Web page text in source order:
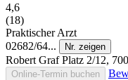
4,6
(18)
Praktischer Arzt
02682/64...
Nr. zeigen
Robert Graf Platz 2/12,
Online-Termin buchen